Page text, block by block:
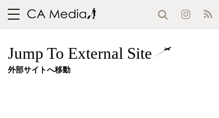
toggle
Jump To External Site
外部サイトへ移動